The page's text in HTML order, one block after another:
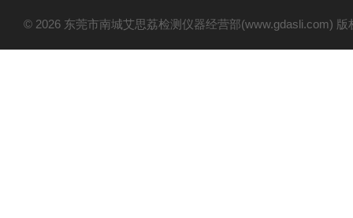
© 2026 东莞市南城艾思荔检测仪器经营部(www.gdasli.com)